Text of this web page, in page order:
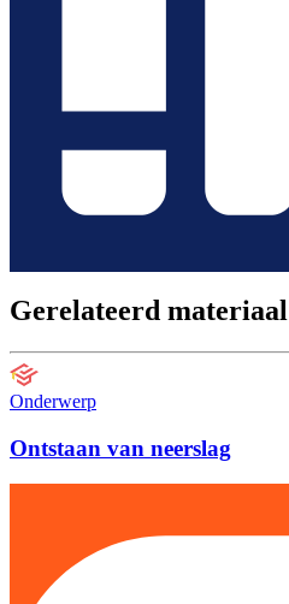
Gerelateerd materiaal
Onderwerp
Ontstaan van neerslag